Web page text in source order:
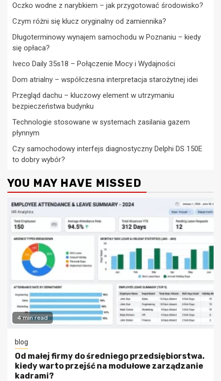
Oczko wodne z narybkiem – jak przygotować środowisko?
Czym różni się klucz oryginalny od zamiennika?
Długoterminowy wynajem samochodu w Poznaniu – kiedy
się opłaca?
Iveco Daily 35s18 – Połączenie Mocy i Wydajności
Dom atrialny – współczesna interpretacja starożytnej idei
Przegląd dachu – kluczowy element w utrzymaniu
bezpieczeństwa budynku
Technologie stosowane w systemach zasilania gazem
płynnym
Czy samochodowy interfejs diagnostyczny Delphi DS 150E
to dobry wybór?
YOU MAY HAVE MISSED
4 min read
blog
Od małej firmy do średniego przedsiębiorstwa.
kiedy warto przejść na modułowe zarządzanie
kadrami?